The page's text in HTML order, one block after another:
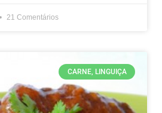
21 Comentários
CARNE, LINGUIÇA